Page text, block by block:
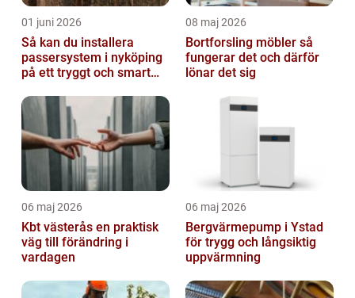
01 juni 2026
Så kan du installera
passersystem i nyköping
på ett tryggt och smart
08 maj 2026
Bortforsling möbler så
fungerar det och därför
lönar det sig
06 maj 2026
Kbt västerås en praktisk
väg till förändring i
vardagen
06 maj 2026
Bergvärmepump i Ystad
för trygg och långsiktig
uppvärmning